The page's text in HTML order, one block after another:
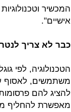
המכשיר
אישיים".
כבר לא צריך
הטכנולוגיה, לפי
משתמשים, לאסוף
להציג להם פרסומות
מאפשרת להחליף